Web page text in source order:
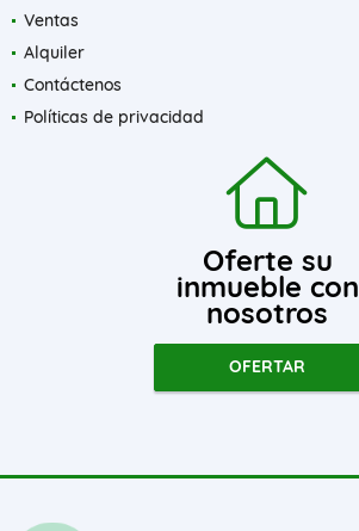
Ventas
Alquiler
Contáctenos
Políticas de privacidad
Oferte su
inmueble con
nosotros
OFERTAR